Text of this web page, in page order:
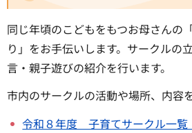
同じ年頃のこどもをもつお母さんの
り」をお手伝いします。サークルの
言・親子遊びの紹介を行います。
市内のサークルの活動や場所、内容
令和８年度 子育てサークル一覧